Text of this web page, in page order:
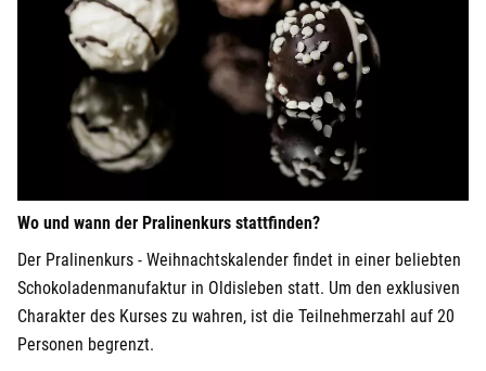
Wo und wann der Pralinenkurs stattfinden?
Der Pralinenkurs - Weihnachtskalender findet in einer beliebten
Schokoladenmanufaktur in Oldisleben statt. Um den exklusiven
Charakter des Kurses zu wahren, ist die Teilnehmerzahl auf 20
Personen begrenzt.